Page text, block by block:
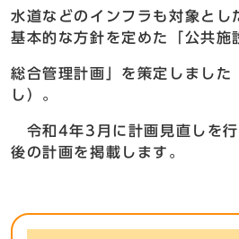
水道などのインフラも対象とし
基本的な方針を定めた「公共施
総合管理計画」を策定しました
し）。
令和4年3月に計画見直しを行
後の計画を掲載します。